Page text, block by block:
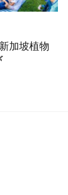
加坡植物